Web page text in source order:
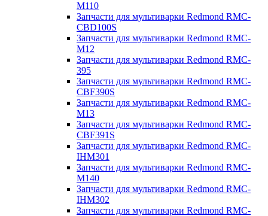
M110
Запчасти для мультиварки Redmond RMC-
CBD100S
Запчасти для мультиварки Redmond RMC-
M12
Запчасти для мультиварки Redmond RMC-
395
Запчасти для мультиварки Redmond RMC-
CBF390S
Запчасти для мультиварки Redmond RMC-
M13
Запчасти для мультиварки Redmond RMC-
CBF391S
Запчасти для мультиварки Redmond RMC-
IHM301
Запчасти для мультиварки Redmond RMC-
M140
Запчасти для мультиварки Redmond RMC-
IHM302
Запчасти для мультиварки Redmond RMC-